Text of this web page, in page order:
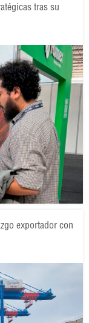
tras su
exportador con